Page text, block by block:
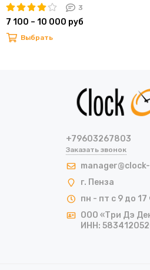
3
7 100 – 10 000 руб
Выбрать
+79603267803
Заказать звонок
г. Пенза
пн - пт с 9 до 17
ООО «Три Дэ
ИНН: